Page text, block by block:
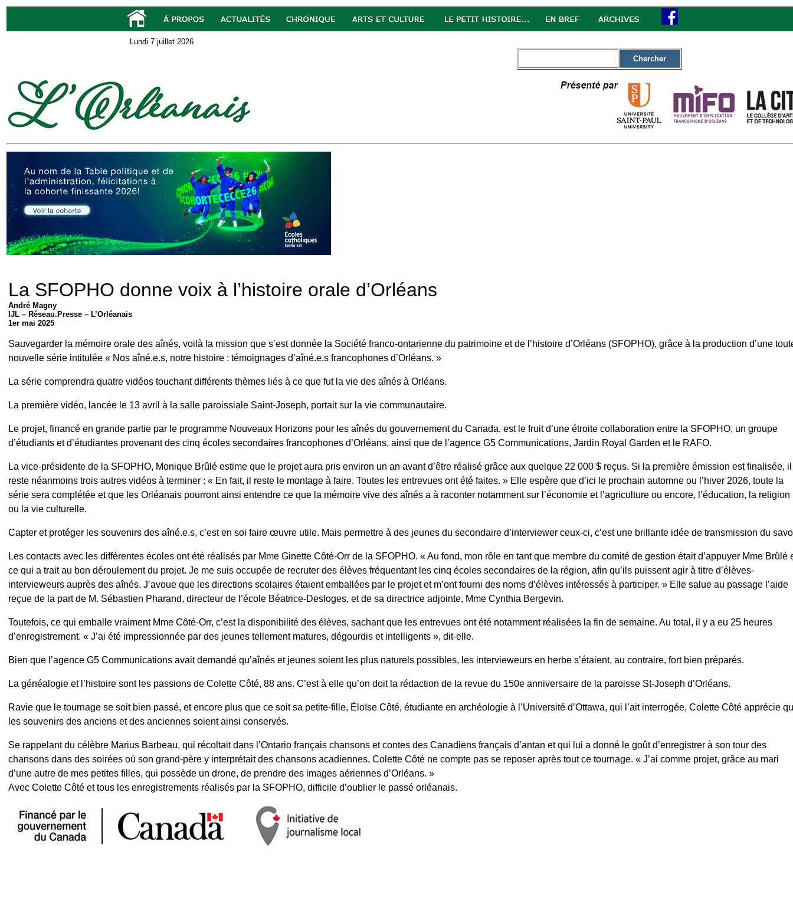
Lundi 7 juillet 2026
Chercher
La SFOPHO donne voix à l’histoire orale d’Orléans
André Magny
IJL – Réseau.Presse – L’Orléanais
1er mai 2025
Sauvegarder la mémoire orale des aînés, voilà la mission que s’est donnée la Société franco-ontarienne du patrimoine et de l’histoire d’Orléans (SFOPHO), grâce à la production d’une
nouvelle série intitulée « Nos aîné.e.s, notre histoire : témoignages d’aîné.e.s francophones d’Orléans. »
La série comprendra quatre vidéos touchant différents thèmes liés à ce que fut la vie des aînés à Orléans.
La première vidéo, lancée le 13 avril à la salle paroissiale Saint-Joseph, portait sur la vie communautaire.
Le projet, financé en grande partie par le programme Nouveaux Horizons pour les aînés du gouvernement du Canada, est le fruit d’une étroite collaboration entre la SFOPHO, un groupe
d’étudiants et d’étudiantes provenant des cinq écoles secondaires francophones d’Orléans, ainsi que de l’agence G5 Communications, Jardin Royal Garden et le RAFO.
La vice-présidente de la SFOPHO, Monique Brûlé estime que le projet aura pris environ un an avant d’être réalisé grâce aux quelque 22 000 $ reçus. Si la première émission est finalisée, il
reste néanmoins trois autres vidéos à terminer : « En fait, il reste le montage à faire. Toutes les entrevues ont été faites. » Elle espère que d’ici le prochain automne ou l’hiver 2026, toute la
série sera complétée et que les Orléanais pourront ainsi entendre ce que la mémoire vive des aînés a à raconter notamment sur l’économie et l’agriculture ou encore, l’éducation, la religion
ou la vie culturelle.
Capter et protéger les souvenirs des aîné.e.s, c’est en soi faire œuvre utile. Mais permettre à des jeunes du secondaire d’interviewer ceux-ci, c’est une brillante idée de transmission du
Les contacts avec les différentes écoles ont été réalisés par Mme Ginette Côté-Orr de la SFOPHO. « Au fond, mon rôle en tant que membre du comité de gestion était d’appuyer Mme Brûlé
ce qui a trait au bon déroulement du projet. Je me suis occupée de recruter des élèves fréquentant les cinq écoles secondaires de la région, afin qu’ils puissent agir à titre d’élèves-
intervieweurs auprès des aînés. J’avoue que les directions scolaires étaient emballées par le projet et m’ont fourni des noms d’élèves intéressés à participer. » Elle salue au passage l’aide
reçue de la part de M. Sébastien Pharand, directeur de l’école Béatrice-Desloges, et de sa directrice adjointe, Mme Cynthia Bergevin.
Toutefois, ce qui emballe vraiment Mme Côté-Orr, c’est la disponibilité des élèves, sachant que les entrevues ont été notamment réalisées la fin de semaine. Au total, il y a eu 25 heures
d’enregistrement. « J’ai été impressionnée par des jeunes tellement matures, dégourdis et intelligents », dit-elle.
Bien que l’agence G5 Communications avait demandé qu’aînés et jeunes soient les plus naturels possibles, les intervieweurs en herbe s’étaient, au contraire, fort bien préparés.
La généalogie et l’histoire sont les passions de Colette Côté, 88 ans. C’est à elle qu’on doit la rédaction de la revue du 150e anniversaire de la paroisse St-Joseph d’Orléans.
Ravie que le tournage se soit bien passé, et encore plus que ce soit sa petite-fille, Éloïse Côté, étudiante en archéologie à l’Université d’Ottawa, qui l’ait interrogée, Colette Côté apprécie
les souvenirs des anciens et des anciennes soient ainsi conservés.
Se rappelant du célèbre Marius Barbeau, qui récoltait dans l’Ontario français chansons et contes des Canadiens français d’antan et qui lui a donné le goût d’enregistrer à son tour des
chansons dans des soirées où son grand-père y interprétait des chansons acadiennes, Colette Côté ne compte pas se reposer après tout ce tournage. « J’ai comme projet, grâce au mari
d’une autre de mes petites filles, qui possède un drone, de prendre des images aériennes d’Orléans. »
Avec Colette Côté et tous les enregistrements réalisés par la SFOPHO, difficile d’oublier le passé orléanais.